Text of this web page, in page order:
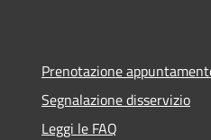
Prenotazione
Segnalazione disservizio
Leggi le FAQ